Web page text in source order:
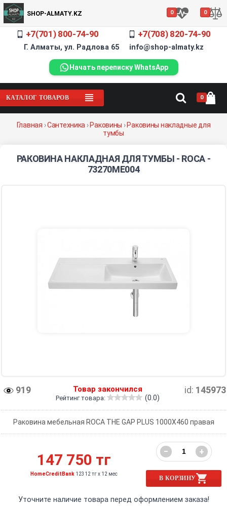
SHOP-ALMATY.KZ 0 0
+7(701) 800-74-90 +7(708) 820-74-90
Г. Алматы, ул. Радлова 65 info@shop-almaty.kz
Начать переписку WhatsApp
КАТАЛОГ ТОВАРОВ 0
Главная ›Сантехника ›Раковины ›Раковины накладные для
тумбы
РАКОВИНА НАКЛАДНАЯ ДЛЯ ТУМБЫ - ROCA -
73270ME004
919 id: 145973
Товар закончился
Рейтинг товара: (0.0)
Раковина мебельная ROCA THE GAP PLUS 1000X460 правая
147 750 тг
HomeCreditBank 12312 тг x 12 мес
− +
В КОРЗИНУ
Уточните наличие товара перед оформлением заказа!